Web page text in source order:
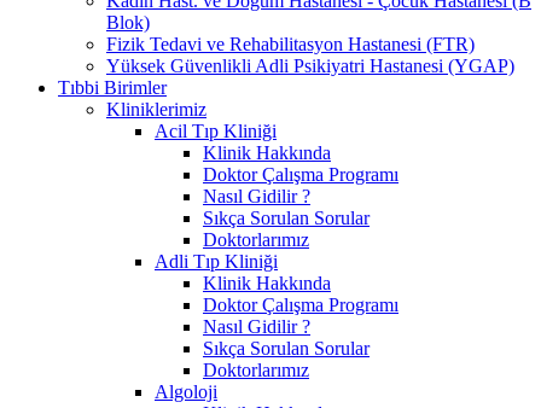
Blok)
Fizik Tedavi ve Rehabilitasyon Hastanesi (FTR)
Yüksek Güvenlikli Adli Psikiyatri Hastanesi (YGAP)
Tıbbi Birimler
Kliniklerimiz
Acil Tıp Kliniği
Klinik Hakkında
Doktor Çalışma Programı
Nasıl Gidilir ?
Sıkça Sorulan Sorular
Doktorlarımız
Adli Tıp Kliniği
Klinik Hakkında
Doktor Çalışma Programı
Nasıl Gidilir ?
Sıkça Sorulan Sorular
Doktorlarımız
Algoloji